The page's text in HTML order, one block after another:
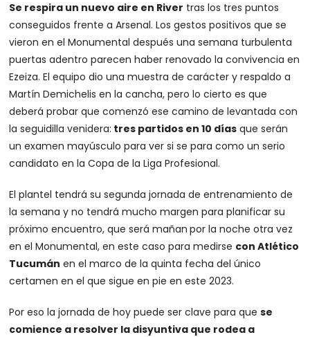
Se respira un nuevo aire en River tras los tres puntos
conseguidos frente a Arsenal. Los gestos positivos que se
vieron en el Monumental después una semana turbulenta
puertas adentro parecen haber renovado la convivencia en
Ezeiza. El equipo dio una muestra de carácter y respaldo a
Martín Demichelis en la cancha, pero lo cierto es que
deberá probar que comenzó ese camino de levantada con
la seguidilla venidera: tres partidos en 10 días que serán
un examen mayúsculo para ver si se para como un serio
candidato en la Copa de la Liga Profesional.
El plantel tendrá su segunda jornada de entrenamiento de
la semana y no tendrá mucho margen para planificar su
próximo encuentro, que será mañan por la noche otra vez
en el Monumental, en este caso para medirse con Atlético
Tucumán en el marco de la quinta fecha del único
certamen en el que sigue en pie en este 2023.
Por eso la jornada de hoy puede ser clave para quese
comience a resolver la disyuntiva que rodea a